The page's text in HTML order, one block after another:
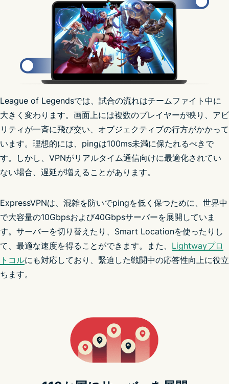
League of Legendsでは、試合の流れはチームファイト中に
大きく変わります。画面上には複数のプレイヤーが映り、アビ
リティが一斉に飛び交い、オブジェクティブの行方がかかって
います。理想的には、pingは100ms未満に保たれるべきで
す。しかし、VPNがリアルタイム通信向けに最適化されてい
ない場合、遅延が増えることがあります。
ExpressVPNは、混雑を防いでpingを低く保つために、世界中
で大容量の10Gbpsおよび40Gbpsサーバーを展開していま
す。サーバーを切り替えたり、Smart Locationを使ったりし
て、最適な速度を得ることができます。また、 Lightwayプロ
トコルにも対応しており、緊迫した戦闘中の応答性向上に役立
ちます。
ISPが速度を制限する